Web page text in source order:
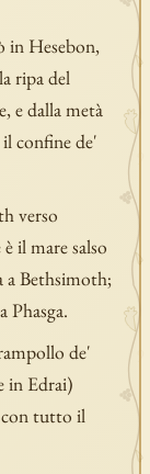
in Hesebon,
ripa del
e dalla metà
confine de'
verso
il mare salso
a Bethsimoth;
Phasga.
de'
in Edrai)
con tutto il